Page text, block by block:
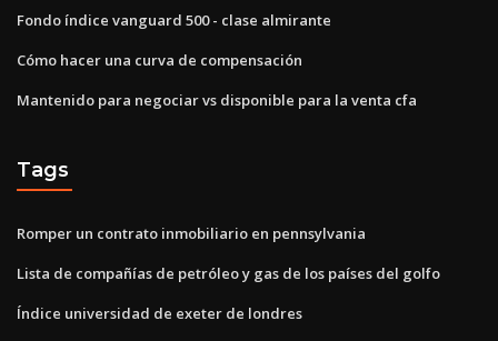
Fondo índice vanguard 500 - clase almirante
Cómo hacer una curva de compensación
Mantenido para negociar vs disponible para la venta cfa
Tags
Romper un contrato inmobiliario en pennsylvania
Lista de compañías de petróleo y gas de los países del golfo
Índice universidad de exeter de londres